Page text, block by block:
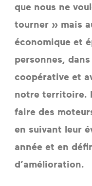
que nous ne
tourner » mais
économique et
personnes,
coopérative et
notre territoire.
faire des
en suivant leur
année et en
d’amélioration.